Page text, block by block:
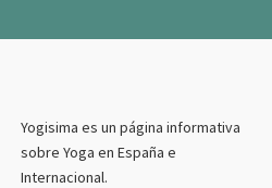
Yogisima es un página informativa
sobre Yoga en España e
Internacional.